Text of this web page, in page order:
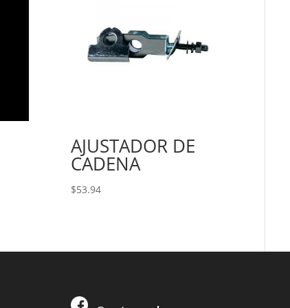
AJUSTADOR DE
CADENA
$53.94